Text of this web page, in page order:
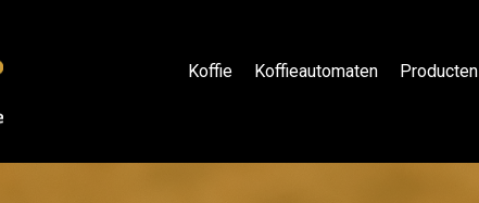
Koffie Koffieautomaten Producten